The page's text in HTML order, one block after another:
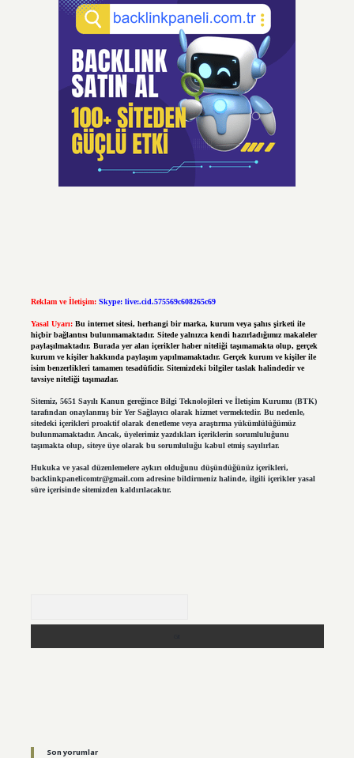
Reklam ve İletişim: Skype: live:.cid.575569c608265c69
Yasal Uyarı: Bu internet sitesi, herhangi bir marka, kurum veya şahıs şirketi ile
hiçbir bağlantısı bulunmamaktadır. Sitede yalnızca kendi hazırladığımız makaleler
paylaşılmaktadır. Burada yer alan içerikler haber niteliği taşımamakta olup, gerçek
kurum ve kişiler hakkında paylaşım yapılmamaktadır. Gerçek kurum ve kişiler ile
isim benzerlikleri tamamen tesadüfidir. Sitemizdeki bilgiler taslak halindedir ve
tavsiye niteliği taşımazlar.
Sitemiz, 5651 Sayılı Kanun gereğince Bilgi Teknolojileri ve İletişim Kurumu (BTK)
tarafından onaylanmış bir Yer Sağlayıcı olarak hizmet vermektedir. Bu nedenle,
sitedeki içerikleri proaktif olarak denetleme veya araştırma yükümlülüğümüz
bulunmamaktadır. Ancak, üyelerimiz yazdıkları içeriklerin sorumluluğunu
taşımakta olup, siteye üye olarak bu sorumluluğu kabul etmiş sayılırlar.
Hukuka ve yasal düzenlemelere aykırı olduğunu düşündüğünüz içerikleri,
backlinkpanelicomtr@gmail.comadresine bildirmeniz halinde, ilgili içerikler yasal
süre içerisinde sitemizden kaldırılacaktır.
Son yorumlar